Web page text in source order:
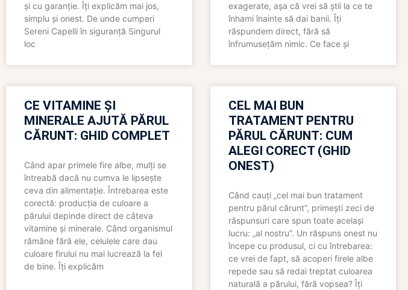
și cu garanție. Îți explicăm mai jos,
simplu și onest. De unde cumperi
Sereni Capelli în siguranță Singurul
loc
exagerate, așa că vrei să știi la ce te
înhami înainte să dai banii. Îți
răspundem direct, fără să
înfrumusețăm nimic. Ce face și
CE VITAMINE ȘI
MINERALE AJUTĂ PĂRUL
CĂRUNT: GHID COMPLET
Când apar primele fire albe, mulți se
întreabă dacă nu cumva le lipsește
ceva din alimentație. Întrebarea este
corectă: producția de culoare a
părului depinde direct de câteva
vitamine și minerale. Când organismul
rămâne fără ele, celulele care dau
culoare firului nu mai lucrează la fel
de bine. Îți explicăm
CEL MAI BUN
TRATAMENT PENTRU
PĂRUL CĂRUNT: CUM
ALEGI CORECT (GHID
ONEST)
Când cauți „cel mai bun tratament
pentru părul cărunt”, primești zeci de
răspunsuri care spun toate același
lucru: „al nostru”. Un răspuns onest nu
începe cu produsul, ci cu întrebarea:
ce vrei de fapt, să acoperi firele albe
repede sau să redai treptat culoarea
naturală a părului, fără vopsea? Îți